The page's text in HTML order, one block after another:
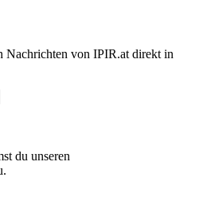
Nachrichten von IPIR.at direkt in
du unseren